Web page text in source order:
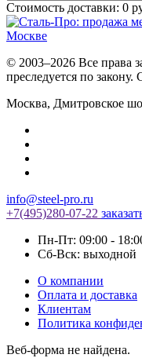
Стоимость доставки: 0
© 2003–2026 Все права
преследуется по
Москва, Дмитровское
info@steel-pro.ru
+7(495)280-07-22
Пн-Пт: 09:00 -
Cб-Вск: выходной
О компании
Оплата и доставка
Клиентам
Политика
Веб-форма не найдена.